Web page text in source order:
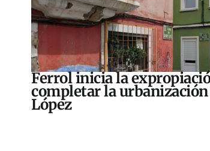
Ferrol inicia la
completar la
López